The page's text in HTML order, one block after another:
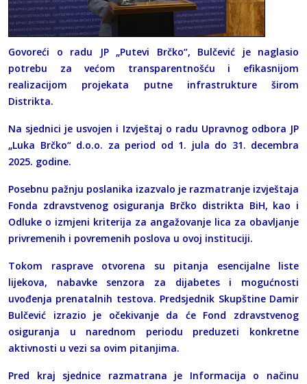
Govoreći o radu JP „Putevi Brčko“, Bulčević je naglasio
potrebu za većom transparentnošću i efikasnijom
realizacijom projekata putne infrastrukture širom
Distrikta.
Na sjednici je usvojen i Izvještaj o radu Upravnog odbora JP
„Luka Brčko“ d.o.o. za period od 1. jula do 31. decembra
2025. godine.
Posebnu pažnju poslanika izazvalo je razmatranje izvještaja
Fonda zdravstvenog osiguranja Brčko distrikta BiH, kao i
Odluke o izmjeni kriterija za angažovanje lica za obavljanje
privremenih i povremenih poslova u ovoj instituciji.
Tokom rasprave otvorena su pitanja esencijalne liste
lijekova, nabavke senzora za dijabetes i mogućnosti
uvođenja prenatalnih testova. Predsjednik Skupštine Damir
Bulčević izrazio je očekivanje da će Fond zdravstvenog
osiguranja u narednom periodu preduzeti konkretne
aktivnosti u vezi sa ovim pitanjima.
Pred kraj sjednice razmatrana je Informacija o načinu